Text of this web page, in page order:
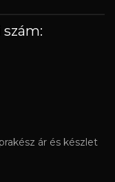
ár és készlet